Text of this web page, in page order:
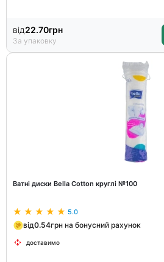
від22.70грн
За упаковку
Ватні диски Bella Cotton круглі №100
5.0
від0.54грн на бонусний рахунок
доставимо